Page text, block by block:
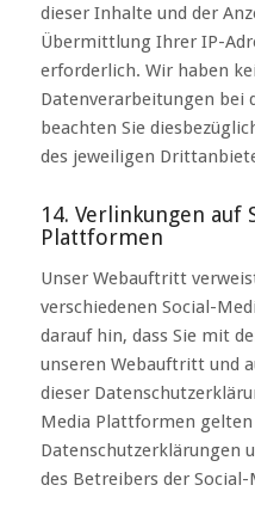
dieser Inhalte und der
Übermittlung Ihrer IP-
erforderlich. Wir haben
Datenverarbeitungen
beachten Sie
des jeweiligen
14. Verlinkungen auf
Plattformen
Unser Webauftritt
verschiedenen Social-
darauf hin, dass Sie mit
unseren Webauftritt und
dieser
Media Plattformen
Datenschutzerklärungen
des Betreibers der